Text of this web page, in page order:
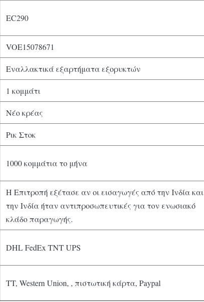
EC290
VOE15078671
Εναλλακτικά εξαρτήματα εξορυκτών
1 κομμάτι
Νέο κρέας
Ρικ Στοκ
1000 κομμάτια το μήνα
Η Επιτροπή εξέτασε αν οι εισαγωγές από την Ινδία και
την Ινδία ήταν αντιπροσωπευτικές για τον ενωσιακό
κλάδο παραγωγής.
DHL FedEx TNT UPS
TT, Western Union, , πιστωτική κάρτα, Paypal